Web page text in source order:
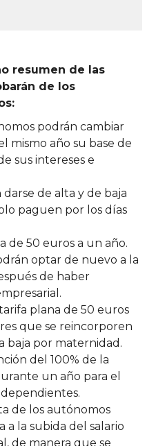
resumen de las
de los
podrán cambiar
mismo año su base de
sus intereses e
de alta y de baja
paguen por los días
de 50 euros a un año.
optar de nuevo a la
de haber
plana de 50 euros
que se reincorporen
baja por maternidad.
del 100% de la
un año para el
de los autónomos
a la subida del salario
de manera que se